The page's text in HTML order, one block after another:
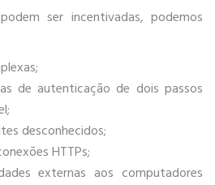
ser incentivadas, podemos
de autenticação de dois passos
desconhecidos;
HTTPs;
externas aos computadores